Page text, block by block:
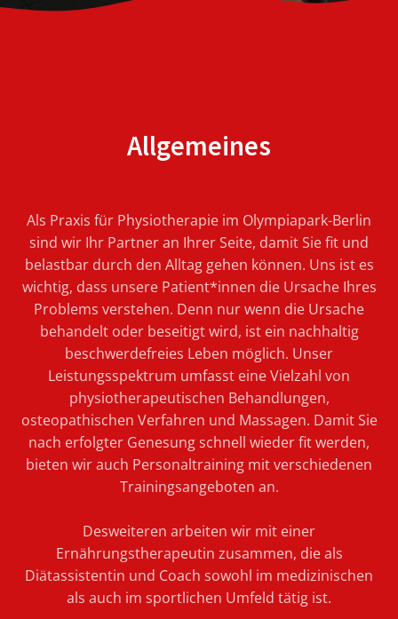
Allgemeines
Als Praxis für Physiotherapie im Olympiapark-Berlin
sind wir Ihr Partner an Ihrer Seite, damit Sie fit und
belastbar durch den Alltag gehen können. Uns ist es
wichtig, dass unsere Patient*innen die Ursache Ihres
Problems verstehen. Denn nur wenn die Ursache
behandelt oder beseitigt wird, ist ein nachhaltig
beschwerdefreies Leben möglich. Unser
Leistungsspektrum umfasst eine Vielzahl von
physiotherapeutischen Behandlungen,
osteopathischen Verfahren und Massagen. Damit Sie
nach erfolgter Genesung schnell wieder fit werden,
bieten wir auch Personaltraining mit verschiedenen
Trainingsangeboten an.
Desweiteren arbeiten wir mit einer
Ernährungstherapeutin zusammen, die als
Diätassistentin und Coach sowohl im medizinischen
als auch im sportlichen Umfeld tätig ist.